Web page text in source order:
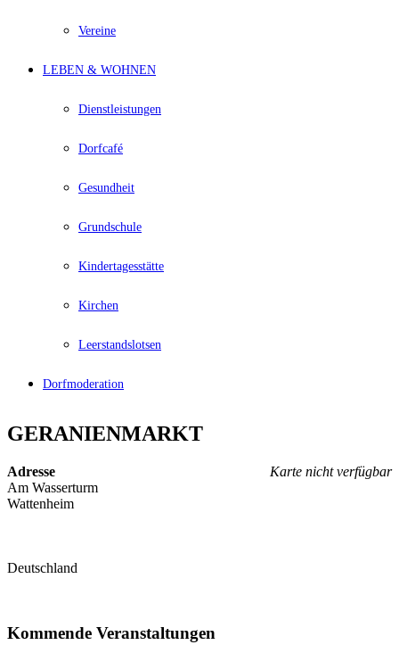
Vereine
LEBEN & WOHNEN
Dienstleistungen
Dorfcafé
Gesundheit
Grundschule
Kindertagesstätte
Kirchen
Leerstandslotsen
Dorfmoderation
GERANIENMARKT
Karte nicht verfügbar
Adresse
Am Wasserturm
Wattenheim
Deutschland
Kommende Veranstaltungen